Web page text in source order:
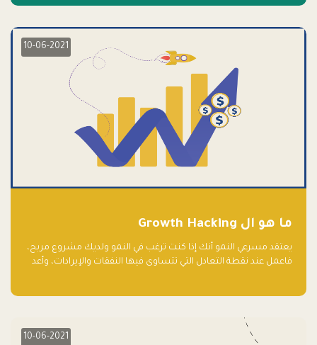
10-06-2021
ما هو ال Growth Hacking
يعتقد مسرعي النمو أنك إذا كنت ترغب في النمو ولديك مشروع مربح،
فاعمل عند نقطة التعادل التي تتساوى فيها النفقات والإيرادات، وأعد
10-06-2021